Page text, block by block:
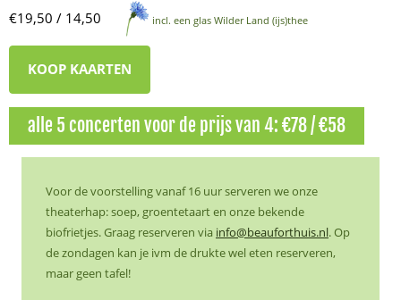
€19,50 / 14,50 incl. een glas Wilder Land (ijs)thee
KOOP KAARTEN
alle 5 concerten voor de prijs van 4: €78 / €58
Voor de voorstelling vanaf 16 uur serveren we onze
theaterhap: soep, groentetaart en onze bekende
biofrietjes. Graag reserveren via info@beauforthuis.nl. Op
de zondagen kan je ivm de drukte wel eten reserveren,
maar geen tafel!